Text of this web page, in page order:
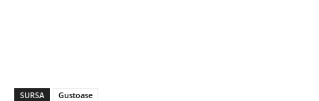
SURSA Gustoase